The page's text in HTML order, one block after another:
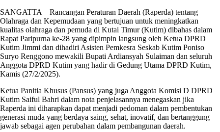
SANGATTA – Rancangan Peraturan Daerah (Raperda) tentang
Olahraga dan Kepemudaan yang bertujuan untuk meningkatkan
kualitas olahraga dan pemuda di Kutai Timur (Kutim) dibahas dalam
Rapat Paripurna ke-28 yang dipimpin langsung oleh Ketua DPRD
Kutim Jimmi dan dihadiri Asisten Pemkesra Seskab Kutim Poniso
Suryo Renggono mewakili Bupati Ardiansyah Sulaiman dan seluruh
Anggota DPRD Kutim yang hadir di Gedung Utama DPRD Kutim,
Kamis (27/2/2025).
Ketua Panitia Khusus (Pansus) yang juga Anggota Komisi D DPRD
Kutim Saiful Bahri dalam nota penjelasannya menegaskan jika
Raperda ini diharapkan dapat menjadi pedoman dalam pembentukan
generasi muda yang berdaya saing, sehat, inovatif, dan bertanggung
jawab sebagai agen perubahan dalam pembangunan daerah.